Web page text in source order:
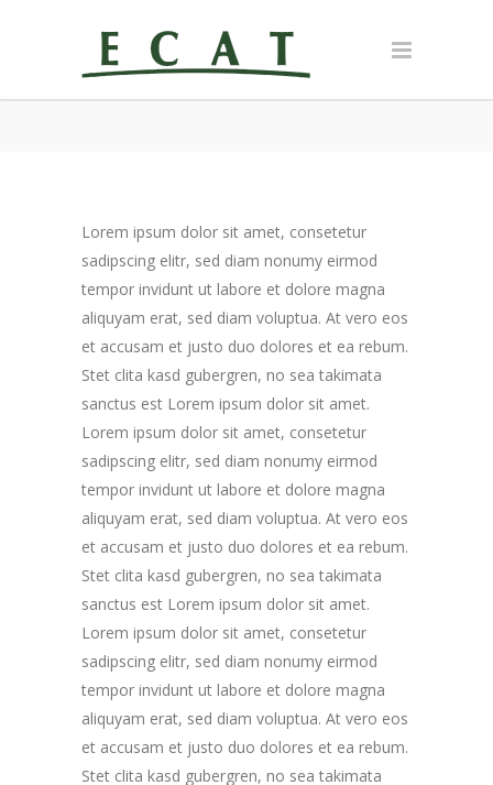
Lorem ipsum dolor sit amet, consetetur
sadipscing elitr, sed diam nonumy eirmod
tempor invidunt ut labore et dolore magna
aliquyam erat, sed diam voluptua. At vero eos
et accusam et justo duo dolores et ea rebum.
Stet clita kasd gubergren, no sea takimata
sanctus est Lorem ipsum dolor sit amet.
Lorem ipsum dolor sit amet, consetetur
sadipscing elitr, sed diam nonumy eirmod
tempor invidunt ut labore et dolore magna
aliquyam erat, sed diam voluptua. At vero eos
et accusam et justo duo dolores et ea rebum.
Stet clita kasd gubergren, no sea takimata
sanctus est Lorem ipsum dolor sit amet.
Lorem ipsum dolor sit amet, consetetur
sadipscing elitr, sed diam nonumy eirmod
tempor invidunt ut labore et dolore magna
aliquyam erat, sed diam voluptua. At vero eos
et accusam et justo duo dolores et ea rebum.
Stet clita kasd gubergren, no sea takimata